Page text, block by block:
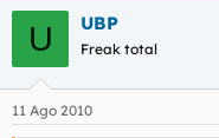
U UBP
Freak total
11 Ago 2010